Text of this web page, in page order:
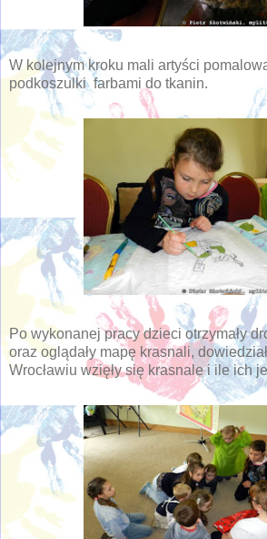
W kolejnym kroku mali artyści
podkoszulki farbami do tkanin.
Po wykonanej pracy dzieci otrzymały
oraz oglądały mapę krasnali,
Wrocławiu wzięły się krasnale i ile ich